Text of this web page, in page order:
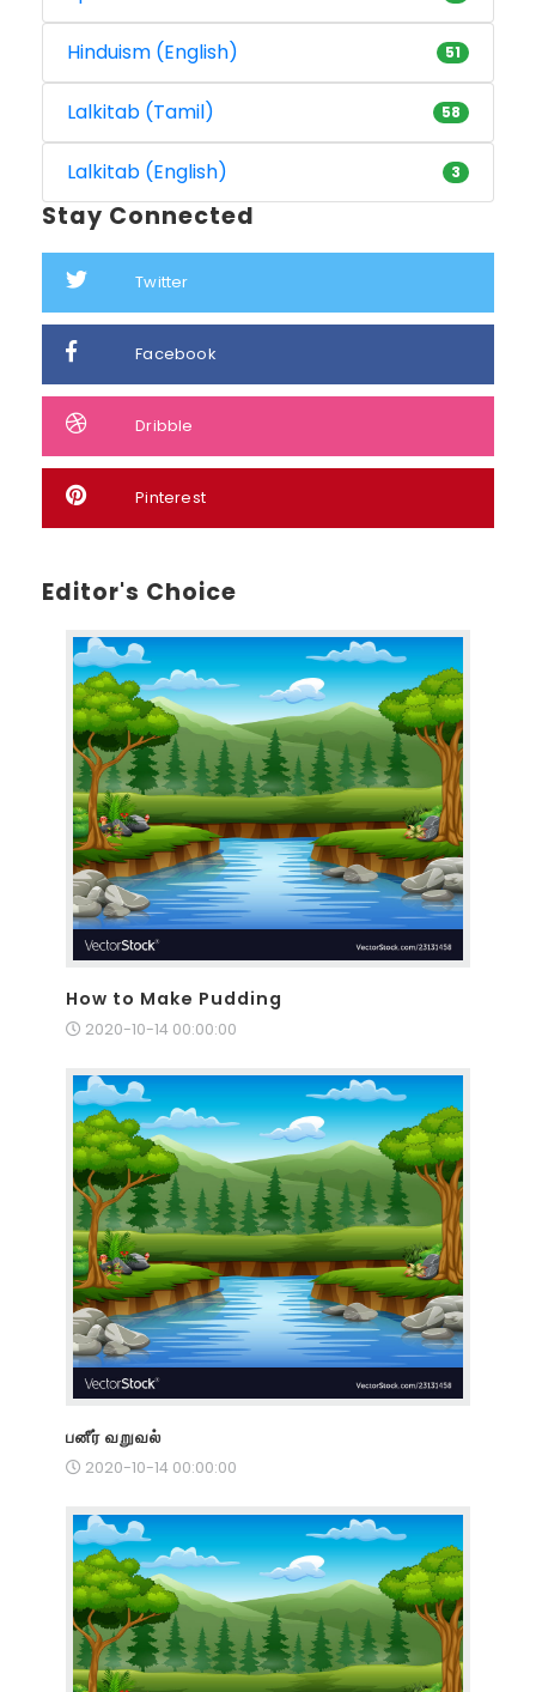
Hinduism (English) 51
Lalkitab (Tamil) 58
Lalkitab (English) 3
Stay Connected
Twitter
Facebook
Dribble
Pinterest
Editor's Choice
How to Make Pudding
2020-10-14 00:00:00
பனீர் வறுவல்
2020-10-14 00:00:00